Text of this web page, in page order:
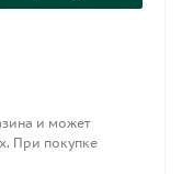
и может
При покупке